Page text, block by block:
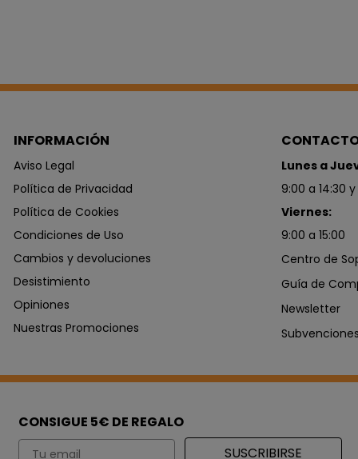
INFORMACIÓN
Aviso Legal
Política de Privacidad
Política de Cookies
Condiciones de Uso
Cambios y devoluciones
Desistimiento
Opiniones
Nuestras Promociones
Lunes a
9:00 a 14:30
Viernes:
9:00 a 15:00
Centro de
Guía de
Newsletter
CONSIGUE 5€ DE REGALO
Email SUSCRIBIRSE